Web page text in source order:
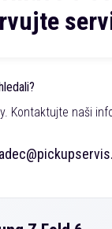
Kontaktujte naši